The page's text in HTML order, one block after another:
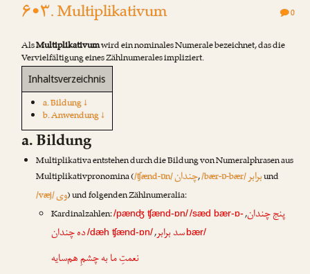
۶•۳. Multiplikativum 0
AlsMultiplikativumwird ein nominales Numerale bezeichnet, das die
Vervielfältigung eines Zählnumerales impliziert.
Inhaltsverzeichnis
a. Bildung ↓
b. Anwendung ↓
a. Bildung
Multiplikativa entstehen durch die Bildung von Numeralphrasen aus
Multiplikativpronomina (/ʧænd-ɒn/چندان,/bær-ɒ-bær/برابرund
/væj/وی) und folgenden Zählnumeralia:
Kardinalzahlen:/pænʤ ʧænd-ɒn/ پنج چندان,
/sæd bær-ɒ-
bær/سد برابر,
/dæh ʧænd-ɒn/ده چندان
نعمتِ ما به چشمِ هم‌سایه